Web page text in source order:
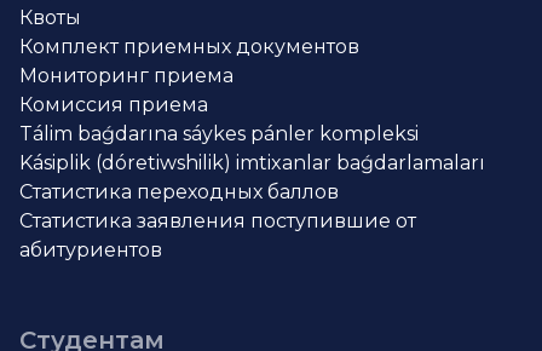
Квоты
Комплект приемных документов
Мониторинг приема
Комиссия приема
Tálim baǵdarına sáykes pánler kompleksi
Kásiplik (dóretiwshilik) imtixanlar baǵdarlamaları
Статистика переходных баллов
Статистика заявления поступившие от
абитуриентов
Студентам